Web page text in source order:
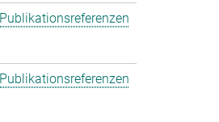
Publikationsreferenzen
Publikationsreferenzen